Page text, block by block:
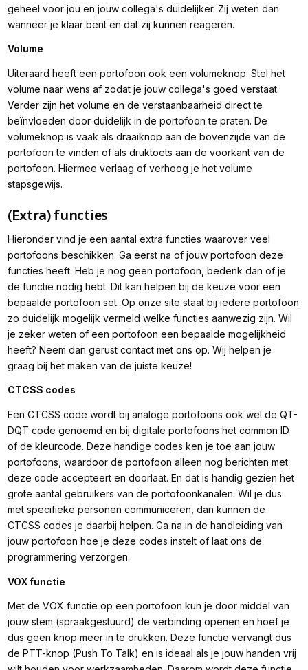
geheel voor jou en jouw collega's duidelijker. Zij weten dan
wanneer je klaar bent en dat zij kunnen reageren.
Volume
Uiteraard heeft een portofoon ook een volumeknop. Stel het
volume naar wens af zodat je jouw collega's goed verstaat.
Verder zijn het volume en de verstaanbaarheid direct te
beïnvloeden door duidelijk in de portofoon te praten. De
volumeknop is vaak als draaiknop aan de bovenzijde van de
portofoon te vinden of als druktoets aan de voorkant van de
portofoon. Hiermee verlaag of verhoog je het volume
stapsgewijs.
(Extra) functies
Hieronder vind je een aantal extra functies waarover veel
portofoons beschikken. Ga eerst na of jouw portofoon deze
functies heeft. Heb je nog geen portofoon, bedenk dan of je
de functie nodig hebt. Dit kan helpen bij de keuze voor een
bepaalde portofoon set. Op onze site staat bij iedere portofoon
zo duidelijk mogelijk vermeld welke functies aanwezig zijn. Wil
je zeker weten of een portofoon een bepaalde mogelijkheid
heeft? Neem dan gerust contact met ons op. Wij helpen je
graag bij het maken van de juiste keuze!
CTCSS codes
Een CTCSS code wordt bij analoge portofoons ook wel de QT-
DQT code genoemd en bij digitale portofoons het common ID
of de kleurcode. Deze handige codes ken je toe aan jouw
portofoons, waardoor de portofoon alleen nog berichten met
deze code accepteert en doorlaat. En dat is handig gezien het
grote aantal gebruikers van de portofoonkanalen. Wil je dus
met specifieke personen communiceren, dan kunnen de
CTCSS codes je daarbij helpen. Ga na in de handleiding van
jouw portofoon hoe je deze codes instelt of laat ons de
programmering verzorgen.
VOX functie
Met de VOX functie op een portofoon kun je door middel van
jouw stem (spraakgestuurd) de verbinding openen en hoef je
dus geen knop meer in te drukken. Deze functie vervangt dus
de PTT-knop (Push To Talk) en is ideaal als je jouw handen vrij